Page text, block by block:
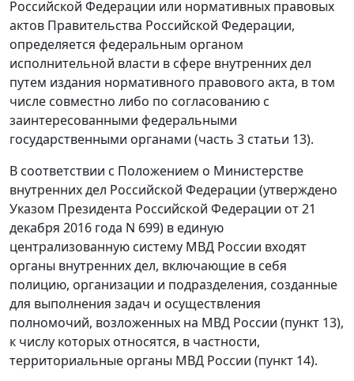
Российской Федерации или нормативных правовых
актов Правительства Российской Федерации,
определяется федеральным органом
исполнительной власти в сфере внутренних дел
путем издания нормативного правового акта, в том
числе совместно либо по согласованию с
заинтересованными федеральными
государственными органами (часть 3 статьи 13).
В соответствии с Положением о Министерстве
внутренних дел Российской Федерации (утверждено
Указом Президента Российской Федерации от 21
декабря 2016 года N 699) в единую
централизованную систему МВД России входят
органы внутренних дел, включающие в себя
полицию, организации и подразделения, созданные
для выполнения задач и осуществления
полномочий, возложенных на МВД России (пункт 13),
к числу которых относятся, в частности,
территориальные органы МВД России (пункт 14).